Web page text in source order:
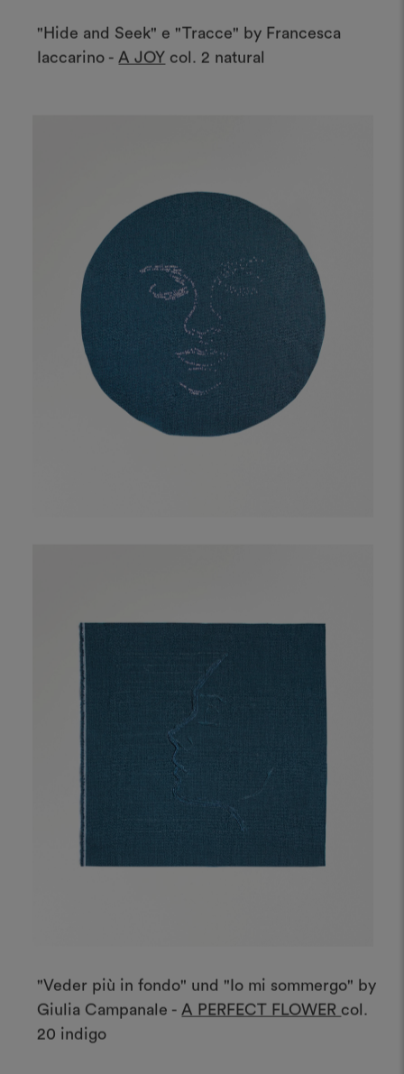
"Hide and Seek" e "Tracce" by Francesca
Iaccarino -
A JOY col. 2 natural
"Veder più in fondo" und "Io mi sommergo" by
Giulia Campanale -
A PERFECT FLOWER
col.
20 indigo